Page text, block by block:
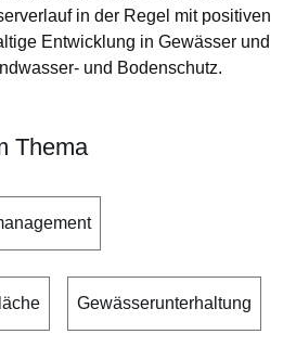
in der Regel mit positiven
Entwicklung in Gewässer und
und Bodenschutz.
Thema
Gewässerunterhaltung